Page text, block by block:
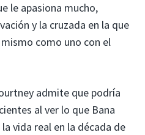
le apasiona mucho,
y la cruzada en la que
como uno con el
admite que podría
al ver lo que Bana
vida real en la década de